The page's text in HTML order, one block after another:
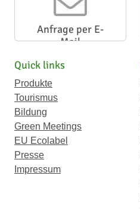
Anfrage per E-
Mail
Quick links
Produkte
Tourismus
Bildung
Green Meetings
EU Ecolabel
Presse
Impressum